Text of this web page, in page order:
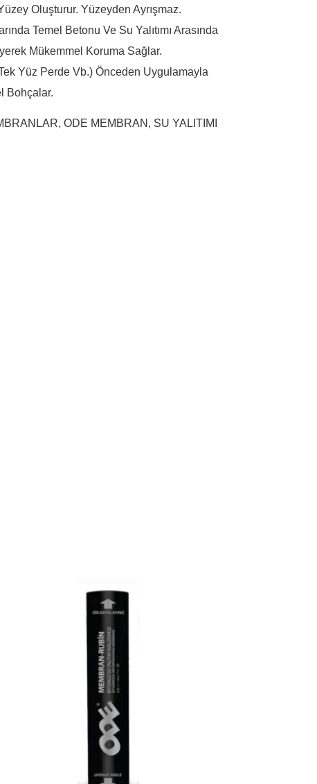
Oluşturur. Yüzeyden Ayrışmaz.
Temel Betonu Ve Su Yalıtımı Arasında
Mükemmel Koruma Sağlar.
Yüz Perde Vb.) Önceden Uygulamayla
Bohçalar.
,ODE MEMBRAN , SU YALITIMI